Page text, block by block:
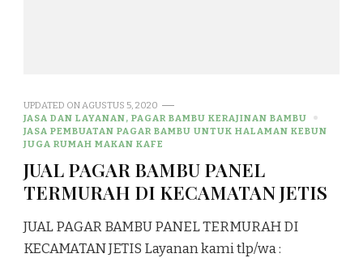
UPDATED ONAGUSTUS 5, 2020
JASA DAN LAYANAN, PAGAR BAMBU KERAJINAN BAMBU
JASA PEMBUATAN PAGAR BAMBU UNTUK HALAMAN KEBUN
JUGA RUMAH MAKAN KAFE
JUAL PAGAR BAMBU PANEL
TERMURAH DI KECAMATAN JETIS
JUAL PAGAR BAMBU PANEL TERMURAH DI
KECAMATAN JETIS Layanan kami tlp/wa :